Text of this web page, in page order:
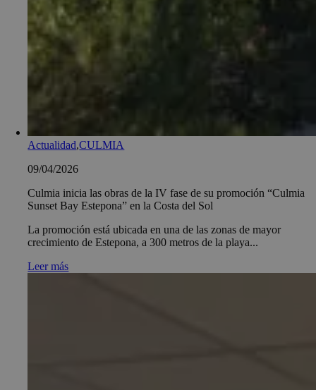
Actualidad,CULMIA
09/04/2026
Culmia inicia las obras de la IV fase de su promoción “Culmia
Sunset Bay Estepona” en la Costa del Sol
La promoción está ubicada en una de las zonas de mayor
crecimiento de Estepona, a 300 metros de la playa...
Leer más